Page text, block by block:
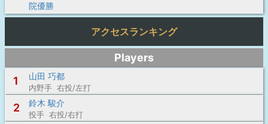
院優勝
アクセスランキング
Players
1
山田 巧都
内野手 右投/左打
2 鈴木 駿介
投手 右投/右打